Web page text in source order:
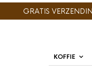
GRATIS
KOFFIE